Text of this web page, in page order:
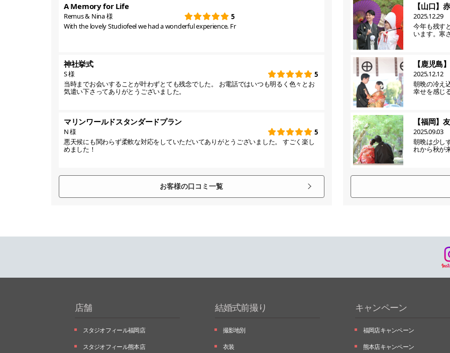
A Memory for Life
Remus & Nina 様
5
With the lovely Studiofeel we had a wonderful experience. Fr
神社挙式
S 様
5
当時までお会いすることが叶わずとても残念でした。 お電話ではいつも明るく色々とお
気遣い下さってありがとうございました。
マリンワールドスタンダードプラン
N 様
5
悪天候にも関わらず柔軟な対応をしていただいてありがとうございました。 すごく楽し
めました！
お客様の口コミ一覧
【山口】
2025.12.29
今年も残す
います。寒
【鹿児島
2025.12.12
朝晩の冷え
幸せを感じ
【福岡】
2025.09.03
朝晩は少し
れから秋が
店舗
スタジオフィール福岡店
スタジオフィール熊本店
結婚式前撮り
撮影地別
衣装
キャンペーン
福岡店キャンペーン
熊本店キャンペーン